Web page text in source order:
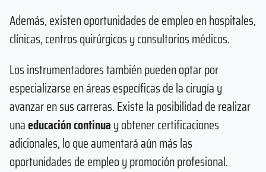
Además, existen oportunidades de empleo en hospitales,
clínicas, centros quirúrgicos y consultorios médicos.
Los instrumentadores también pueden optar por
especializarse en áreas específicas de la cirugía y
avanzar en sus carreras. Existe la posibilidad de realizar
unaeducación continuay obtener certificaciones
adicionales, lo que aumentará aún más las
oportunidades de empleo y promoción profesional.